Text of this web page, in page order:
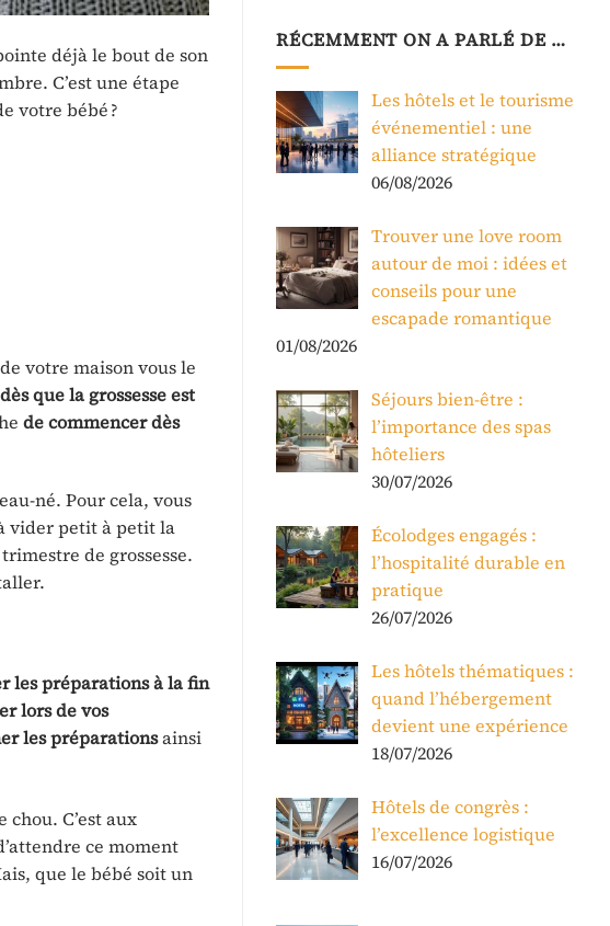
déjà le bout de son
C’est une étape
votre bébé ?
votre maison vous le
dès que la grossesse est
de commencer dès
né. Pour cela, vous
vider petit à petit la
de grossesse.
les préparations à la fin
lors de vos
les préparationsainsi
C’est aux
ce moment
que le bébé soit un
RÉCEMMENT ON A PARLÉ DE …
Les hôtels et le tourisme
événementiel : une
alliance stratégique
06/08/2026
Trouver une love room
autour de moi : idées et
conseils pour une
escapade romantique
01/08/2026
Séjours bien-être :
l’importance des spas
hôteliers
30/07/2026
Écolodges engagés :
l’hospitalité durable en
pratique
26/07/2026
Les hôtels thématiques :
quand l’hébergement
devient une expérience
18/07/2026
Hôtels de congrès :
l’excellence logistique
16/07/2026